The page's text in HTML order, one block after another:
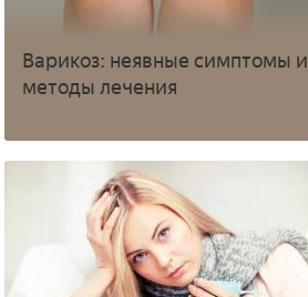
Варикоз: неявные симптомы и
методы лечения